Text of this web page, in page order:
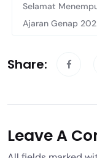
Selamat
Ajaran Genap
Share:
Leave A